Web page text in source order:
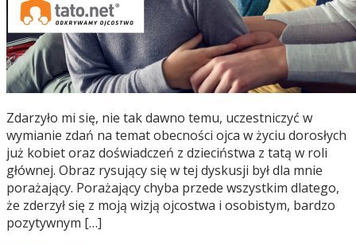
Zdarzyło mi się, nie tak dawno temu, uczestniczyć w
wymianie zdań na temat obecności ojca w życiu dorosłych
już kobiet oraz doświadczeń z dzieciństwa z tatą w roli
głównej. Obraz rysujący się w tej dyskusji był dla mnie
porażający. Porażający chyba przede wszystkim dlatego,
że zderzył się z moją wizją ojcostwa i osobistym, bardzo
pozytywnym […]